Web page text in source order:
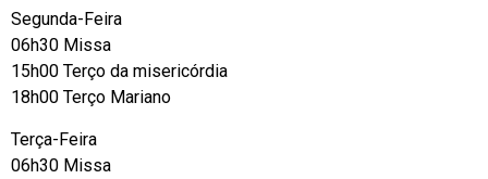
Segunda-Feira
06h30 Missa
15h00 Terço da misericórdia
18h00 Terço Mariano
Terça-Feira
06h30 Missa